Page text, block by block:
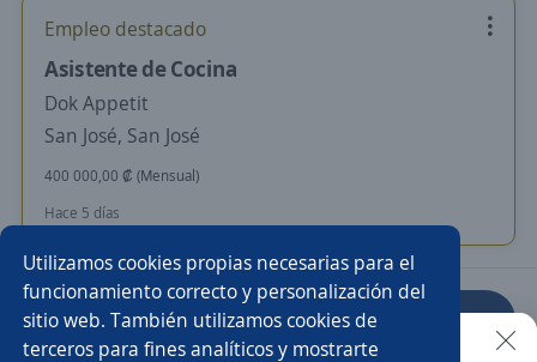
Utilizamos cookies propias necesarias para el
funcionamiento correcto y personalización del
sitio web. También utilizamos cookies de
terceros para fines analíticos y mostrarte
Empleo destacado
Asistente de Cocina
Dok Appetit
San José, San José
400 000,00 ₡ (Mensual)
Hace 5 días
Anterior Siguiente